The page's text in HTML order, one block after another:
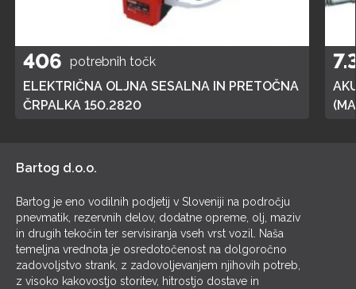
406 potrebnih točk
ELEKTRIČNA OLJNA SESALNA IN PRETOČNA
ČRPALKA 150.2820
Bartog d.o.o.
Bartog je eno vodilnih podjetij v Sloveniji na področju
pnevmatik, rezervnih delov, dodatne opreme, olj, maziv
in drugih tekočin ter servisiranja vseh vrst vozil. Naša
temeljna vrednota je osredotočenost na dolgoročno
zadovoljstvo strank, z zadovoljevanjem njihovih potreb,
z visoko kakovostjo storitev, hitrostjo dostave in